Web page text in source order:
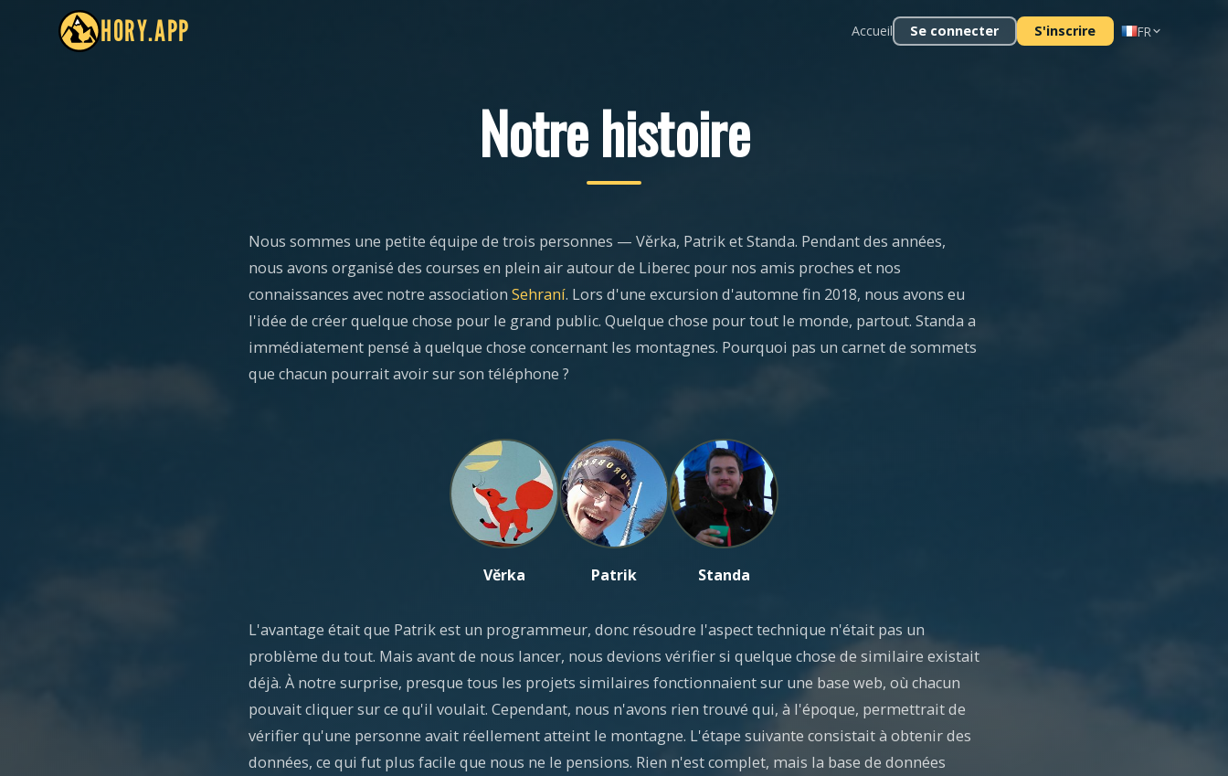
HORY.APP Accueil Se connecter S'inscrire FR
Notre histoire
Nous sommes une petite équipe de trois personnes — Věrka, Patrik et Standa. Pendant des années,
nous avons organisé des courses en plein air autour de Liberec pour nos amis proches et nos
connaissances avec notre association Sehraní. Lors d'une excursion d'automne fin 2018, nous avons eu
l'idée de créer quelque chose pour le grand public. Quelque chose pour tout le monde, partout. Standa a
immédiatement pensé à quelque chose concernant les montagnes. Pourquoi pas un carnet de sommets
que chacun pourrait avoir sur son téléphone ?
Věrka Patrik Standa
L'avantage était que Patrik est un programmeur, donc résoudre l'aspect technique n'était pas un
problème du tout. Mais avant de nous lancer, nous devions vérifier si quelque chose de similaire existait
déjà. À notre surprise, presque tous les projets similaires fonctionnaient sur une base web, où chacun
pouvait cliquer sur ce qu'il voulait. Cependant, nous n'avons rien trouvé qui, à l'époque, permettrait de
vérifier qu'une personne avait réellement atteint le montagne. L'étape suivante consistait à obtenir des
données, ce qui fut plus facile que nous ne le pensions. Rien n'est complet, mais la base de données